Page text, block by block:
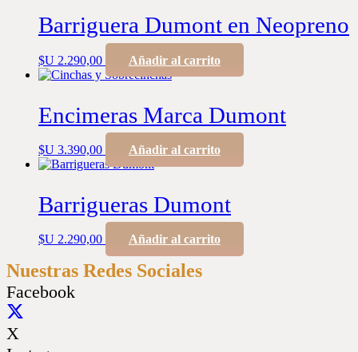
Barriguera Dumont en Neopreno
$U 2.290,00 Añadir al carrito
Encimeras Marca Dumont
$U 3.390,00 Añadir al carrito
Barrigueras Dumont
$U 2.290,00 Añadir al carrito
Nuestras Redes Sociales
Facebook
X